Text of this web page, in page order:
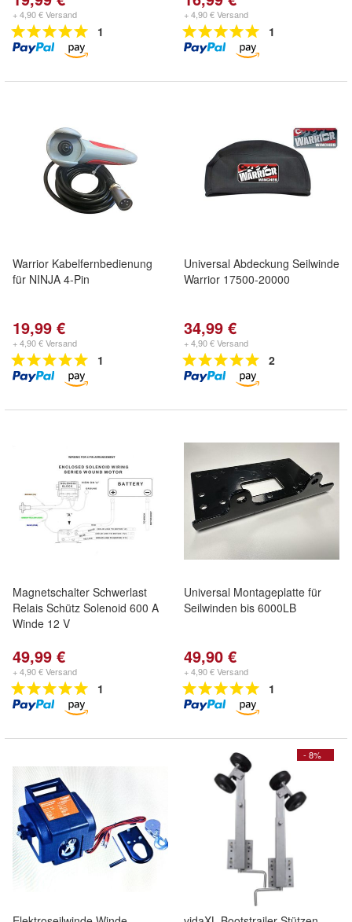
+ 4,90 € Versand
1
+ 4,90 € Versand
1
Warrior Kabelfernbedienung
für NINJA 4-Pin
19,99 €
+ 4,90 € Versand
1
Universal Abdeckung Seilwinde
Warrior 17500-20000
34,99 €
+ 4,90 € Versand
2
Magnetschalter Schwerlast
Relais Schütz Solenoid 600 A
Winde 12 V
49,99 €
+ 4,90 € Versand
1
Universal Montageplatte für
Seilwinden bis 6000LB
49,90 €
+ 4,90 € Versand
1
- 8%